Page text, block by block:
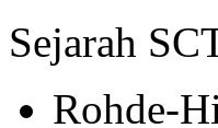
Sejarah
Rohde-